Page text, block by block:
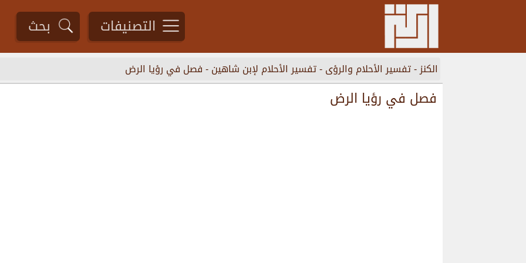
التصنيفات بحث
الكنز-تفسير الأحلام والرؤى-تفسير الأحلام لإبن شاهين-فصل في رؤيا الرض
فصل في رؤيا الرض